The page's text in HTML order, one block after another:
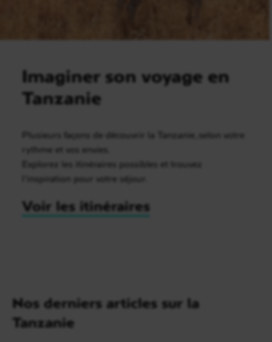
Imaginer son voyage en
Tanzanie
Plusieurs façons de découvrir la Tanzanie, selon votre
rythme et vos envies.
Explorez les itinéraires possibles et trouvez
l’inspiration pour votre séjour.
Voir les itinéraires
Nos derniers articles sur la
Tanzanie